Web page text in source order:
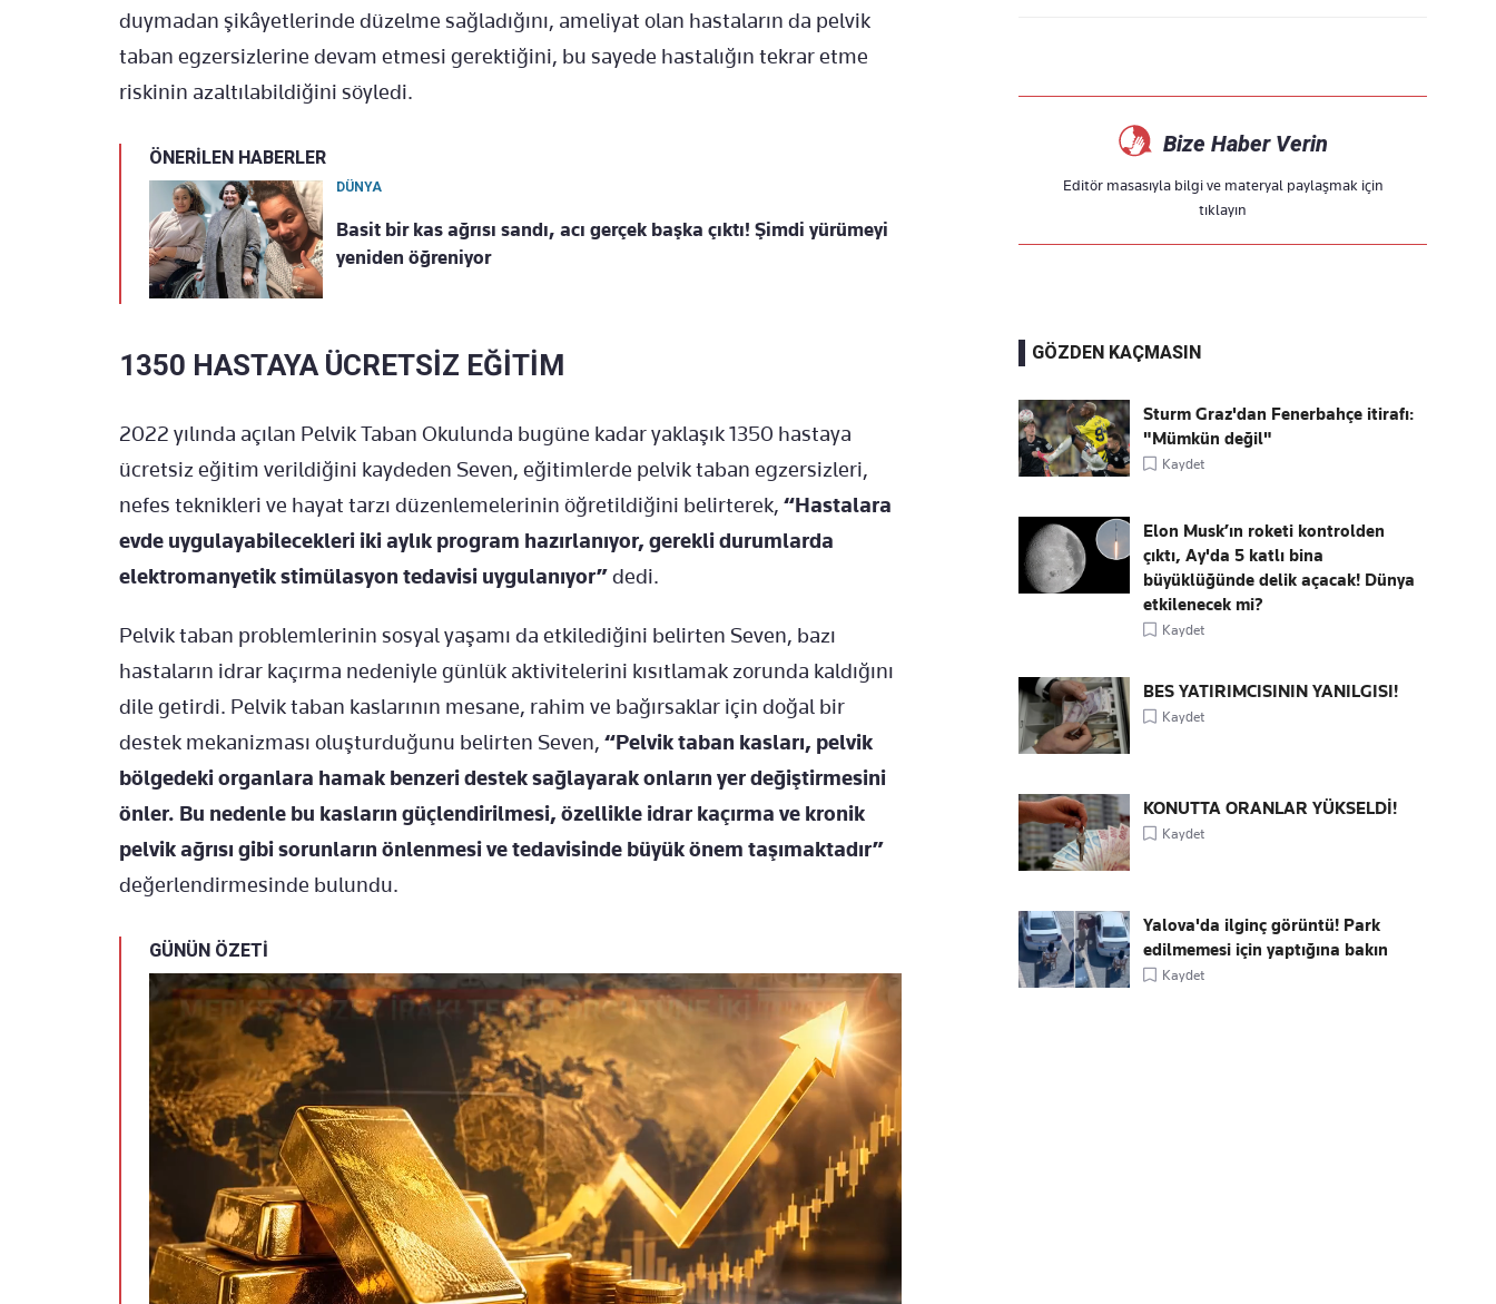
duymadan şikâyetlerinde düzelme sağladığını, ameliyat olan hastaların da pelvik
taban egzersizlerine devam etmesi gerektiğini, bu sayede hastalığın tekrar etme
riskinin azaltılabildiğini söyledi.
ÖNERİLEN HABERLER
DÜNYA
Basit bir kas ağrısı sandı, acı gerçek başka çıktı! Şimdi yürümeyi
yeniden öğreniyor
1350 HASTAYA ÜCRETSİZ EĞİTİM
2022 yılında açılan Pelvik Taban Okulunda bugüne kadar yaklaşık 1350 hastaya
ücretsiz eğitim verildiğini kaydeden Seven, eğitimlerde pelvik taban egzersizleri,
nefes teknikleri ve hayat tarzı düzenlemelerinin öğretildiğini belirterek, “Hastalara
evde uygulayabilecekleri iki aylık program hazırlanıyor, gerekli durumlarda
elektromanyetik stimülasyon tedavisi uygulanıyor”dedi.
Pelvik taban problemlerinin sosyal yaşamı da etkilediğini belirten Seven, bazı
hastaların idrar kaçırma nedeniyle günlük aktivitelerini kısıtlamak zorunda kaldığını
dile getirdi. Pelvik taban kaslarının mesane, rahim ve bağırsaklar için doğal bir
destek mekanizması oluşturduğunu belirten Seven, “Pelvik taban kasları, pelvik
bölgedeki organlara hamak benzeri destek sağlayarak onların yer değiştirmesini
önler. Bu nedenle bu kasların güçlendirilmesi, özellikle idrar kaçırma ve kronik
pelvik ağrısı gibi sorunların önlenmesi ve tedavisinde büyük önem taşımaktadır”
değerlendirmesinde bulundu.
GÜNÜN ÖZETİ
Bize Haber Verin
Editör masasıyla bilgi ve materyal paylaşmak için
tıklayın
GÖZDEN KAÇMASIN
Sturm Graz'dan Fenerbahçe itirafı:
"Mümkün değil"
Kaydet
Elon Musk’ın roketi kontrolden
çıktı, Ay'da 5 katlı bina
büyüklüğünde delik açacak! Dünya
etkilenecek mi?
Kaydet
BES YATIRIMCISININ YANILGISI!
Kaydet
KONUTTA ORANLAR YÜKSELDİ!
Kaydet
Yalova'da ilginç görüntü! Park
edilmemesi için yaptığına bakın
Kaydet